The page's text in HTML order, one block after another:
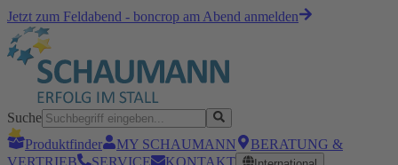
Jetzt zum Feldabend - boncrop am Abend anmelden
Suche
Produktfinder
MY SCHAUMANN
BERATUNG &